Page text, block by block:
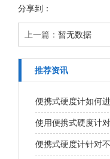
分享到：
上一篇： 暂无数据
推荐资讯
便携式硬度计如何
使用便携式硬度计
便携式硬度计针对